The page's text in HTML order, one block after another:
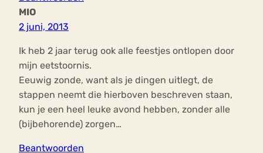
MIO
2 juni, 2013
Ik heb 2 jaar terug ook alle feestjes ontlopen door
mijn eetstoornis.
Eeuwig zonde, want als je dingen uitlegt, de
stappen neemt die hierboven beschreven staan,
kun je een heel leuke avond hebben, zonder alle
(bijbehorende) zorgen…
Beantwoorden